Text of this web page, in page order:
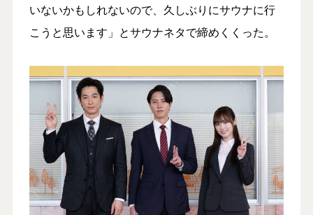
いないかもしれないので、久しぶりにサウナに行
こうと思います」とサウナネタで締めくくった。